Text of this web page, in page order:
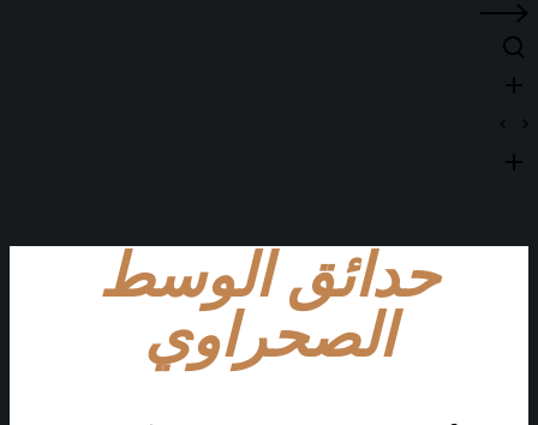
حدائق الوسط
الصحراوي